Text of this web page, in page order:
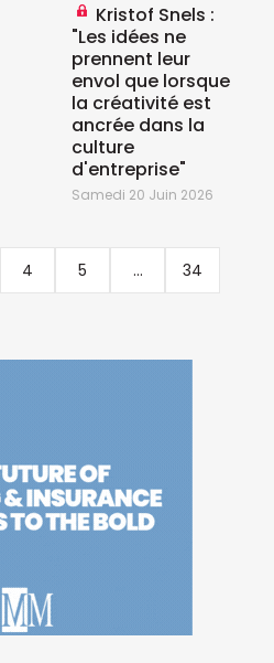
Kristof Snels :
"Les idées ne
prennent leur
envol que lorsque
la créativité est
ancrée dans la
culture
d'entreprise"
Samedi 20 Juin 2026
4 5 ... 34